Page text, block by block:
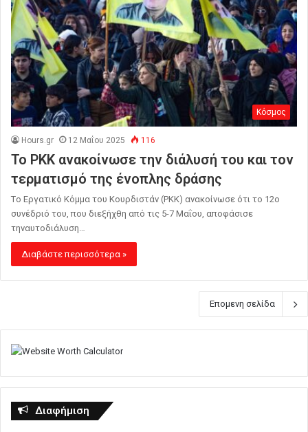
Κόσμος
Hours.gr 12 Μαΐου 2025 116
Το ΡΚΚ ανακοίνωσε την διάλυσή του και τον
τερματισμό της ένοπλης δράσης
Tο Εργατικό Κόμμα του Κουρδιστάν (PKK) ανακοίνωσε ότι το 12ο
συνέδριό του, που διεξήχθη από τις 5-7 Μαΐου, αποφάσισε
τηναυτοδιάλυση…
Διαβάστε περισσότερα »
Επομενη σελίδα
Διαφήμιση